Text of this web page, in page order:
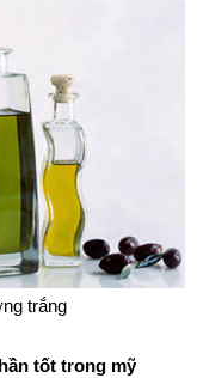
trắng
tốt trong mỹ